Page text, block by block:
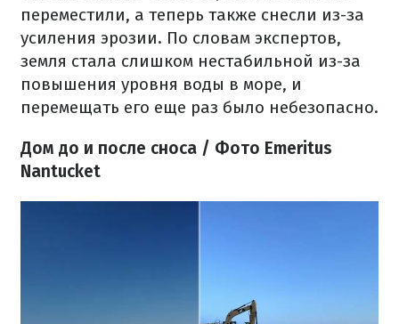
переместили, а теперь также снесли из-за
усиления эрозии. По словам экспертов,
земля стала слишком нестабильной из-за
повышения уровня воды в море, и
перемещать его еще раз было небезопасно.
Дом до и после сноса / Фото Emeritus
Nantucket